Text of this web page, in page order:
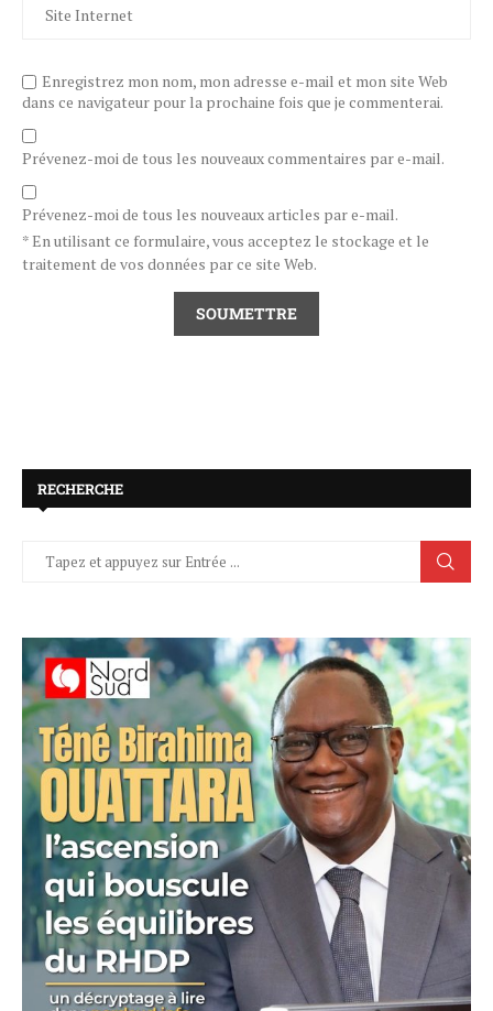
Enregistrez mon nom, mon adresse e-mail et mon site Web
dans ce navigateur pour la prochaine fois que je commenterai.
Prévenez-moi de tous les nouveaux commentaires par e-mail.
Prévenez-moi de tous les nouveaux articles par e-mail.
* En utilisant ce formulaire, vous acceptez le stockage et le
traitement de vos données par ce site Web.
RECHERCHE